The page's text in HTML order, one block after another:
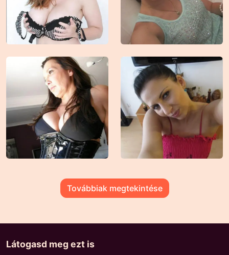
Továbbiak megtekintése
Látogasd meg ezt is